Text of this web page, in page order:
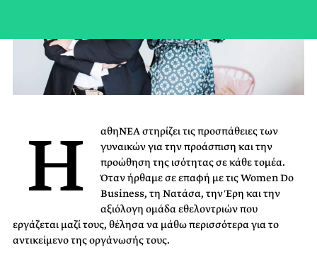
Η
αθηΝΕΑ στηρίζει τις προσπάθειες των
γυναικών για την προάσπιση και την
προώθηση της ισότητας σε κάθε τομέα.
Όταν ήρθαμε σε επαφή με τις Women Do
Business, τη Νατάσα, την Έρη και την
αξιόλογη ομάδα εθελοντριών που
εργάζεται μαζί τους, θέλησα να μάθω περισσότερα για το
αντικείμενο της οργάνωσής τους.